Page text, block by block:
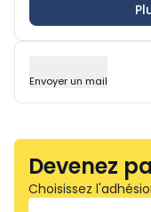
Envoyer un mail
Devenez
Choisissez